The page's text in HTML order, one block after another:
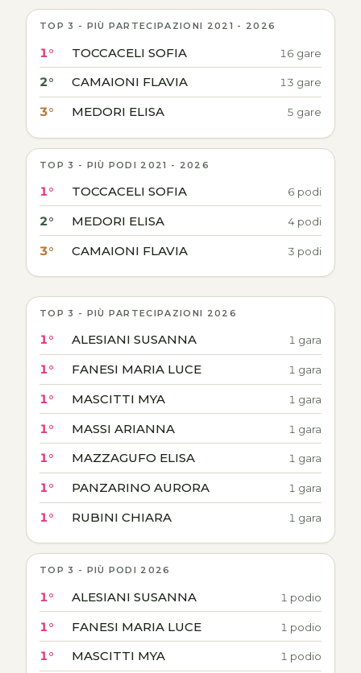
TOP 3 - PIÙ PARTECIPAZIONI 2021 - 2026
1° TOCCACELI SOFIA 16 gare
2° CAMAIONI FLAVIA 13 gare
3° MEDORI ELISA 5 gare
TOP 3 - PIÙ PODI 2021 - 2026
1° TOCCACELI SOFIA 6 podi
2° MEDORI ELISA 4 podi
3° CAMAIONI FLAVIA 3 podi
TOP 3 - PIÙ PARTECIPAZIONI 2026
1° ALESIANI SUSANNA 1 gara
1° FANESI MARIA LUCE 1 gara
1° MASCITTI MYA 1 gara
1° MASSI ARIANNA 1 gara
1° MAZZAGUFO ELISA 1 gara
1° PANZARINO AURORA 1 gara
1° RUBINI CHIARA 1 gara
TOP 3 - PIÙ PODI 2026
1° ALESIANI SUSANNA 1 podio
1° FANESI MARIA LUCE 1 podio
1° MASCITTI MYA 1 podio